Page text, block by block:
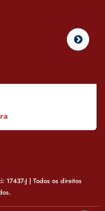
17437-J | Todos os direitos